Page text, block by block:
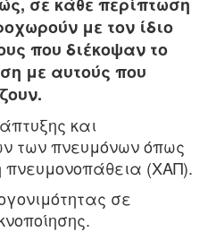
με τον ίδιο
που διέκοψαν το
με αυτούς που
και
των πνευμόνων όπως
πνευμονοπάθεια (ΧΑΠ).
σε